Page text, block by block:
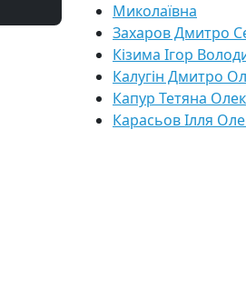
Миколаївна
Захаров Дмитро
Кізима Ігор
Калугін Дмитро
Капур Тетяна
Карасьов Ілля